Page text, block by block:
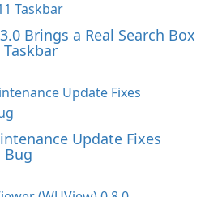
Brings a Real Search Box
Update Fixes